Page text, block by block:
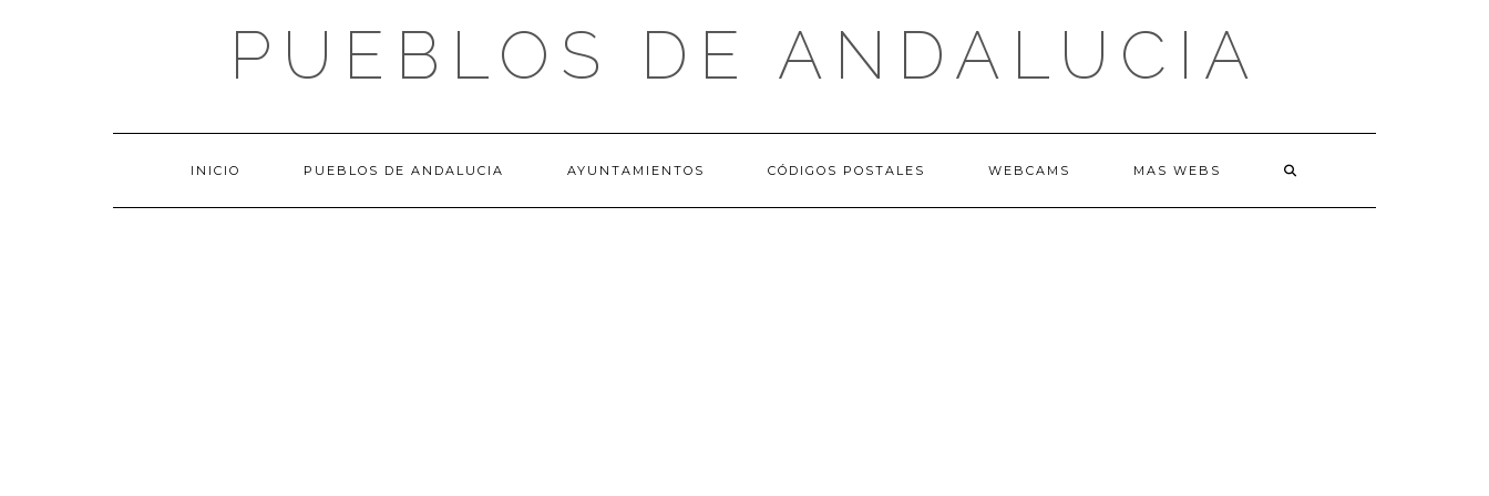
PUEBLOS DE ANDALUCIA
INICIO PUEBLOS DE ANDALUCIA AYUNTAMIENTOS CÓDIGOS POSTALES WEBCAMS MAS WEBS